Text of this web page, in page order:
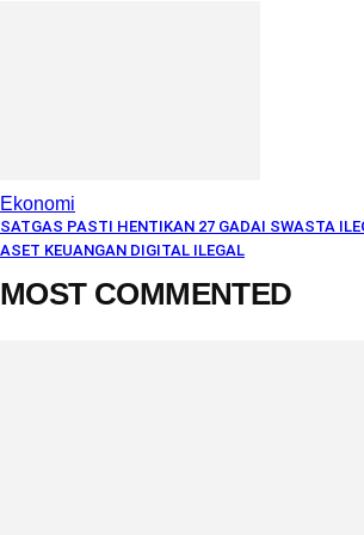
Ekonomi
SATGAS PASTI HENTIKAN 27 GADAI SWASTA
ASET KEUANGAN DIGITAL ILEGAL
MOST COMMENTED